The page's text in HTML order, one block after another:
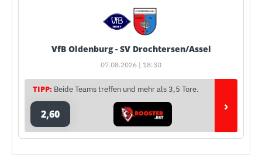
VfB Oldenburg - SV Drochtersen/Assel
07.08.2026 | 18:30
TIPP: Beide Teams treffen und mehr als 3,5 Tore.
2,60 ›